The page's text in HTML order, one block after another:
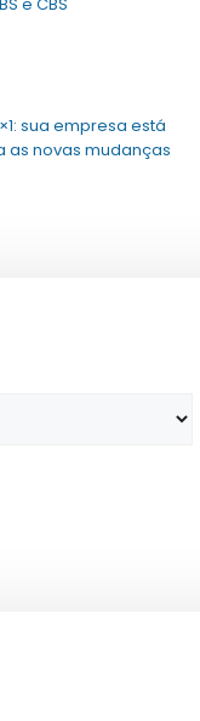
sua empresa está
novas mudanças